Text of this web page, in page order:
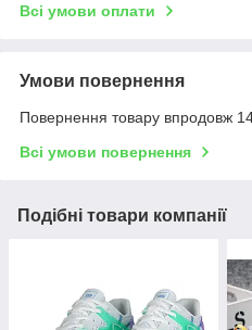
Всі умови оплати
Умови повернення
Повернення товару впродовж
Всі умови повернення
Подібні товари компанії